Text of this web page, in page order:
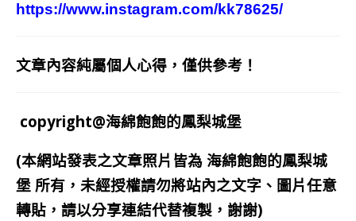
https://www.instagram.com/kk78625/
文章內容純屬個人心得，僅供參考！
copyright@海綿飽飽的鳳梨城堡
(本網站發表之文章照片皆為 海綿飽飽的鳳梨城
堡 所有，未經授權請勿將站內之文字、圖片任意
轉貼，請以分享連結代替複製，謝謝)